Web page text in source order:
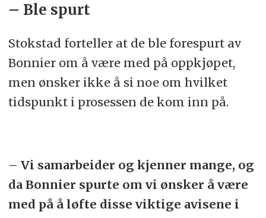
– Ble spurt
Stokstad forteller at de ble forespurt av
Bonnier om å være med på oppkjøpet,
men ønsker ikke å si noe om hvilket
tidspunkt i prosessen de kom inn på.
– Vi samarbeider og kjenner mange, og
da Bonnier spurte om vi ønsker å være
med på å løfte disse viktige avisene i